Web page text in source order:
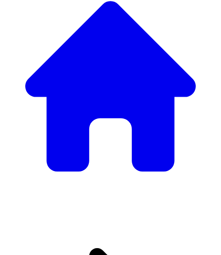
Descubra a nossa ampla seleção de mobiliário de design
Nosso Catálogo de
Mobiliário
temos tudo o que precisa para criar o ambiente perfeito.